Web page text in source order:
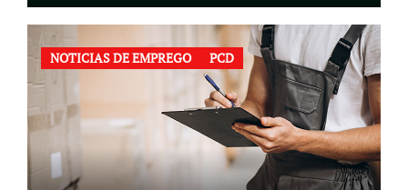
NOTICIAS DE EMPREGO PCD